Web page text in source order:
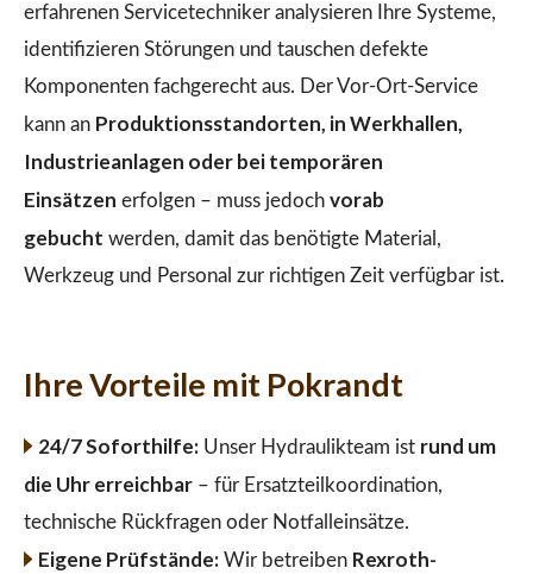
erfahrenen Servicetechniker analysieren Ihre Systeme,
identifizieren Störungen und tauschen defekte
Komponenten fachgerecht aus. Der Vor-Ort-Service
kann an Produktionsstandorten, in Werkhallen,
Industrieanlagen oder bei temporären
Einsätzen erfolgen – muss jedoch vorab
gebucht werden, damit das benötigte Material,
Werkzeug und Personal zur richtigen Zeit verfügbar ist.
Ihre Vorteile mit Pokrandt
24/7 Soforthilfe:Unser Hydraulikteam ist rund um
die Uhr erreichbar – für Ersatzteilkoordination,
technische Rückfragen oder Notfalleinsätze.
Eigene Prüfstände:Wir betreiben Rexroth-